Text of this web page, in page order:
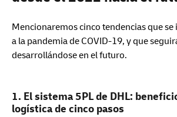
Mencionaremos cinco tendencias que
a la pandemia de COVID-19, y que
desarrollándose en el futuro.
1. El sistema 5PL de DHL:
logística de cinco pasos